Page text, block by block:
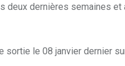
deux dernières semaines
sortie le 08 janvier dernier